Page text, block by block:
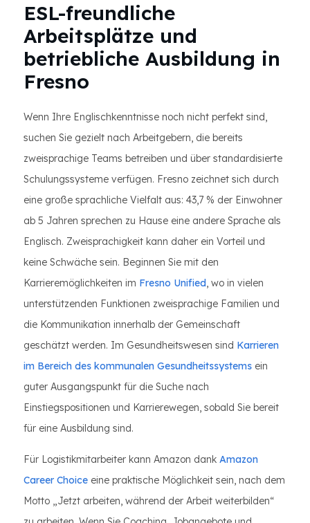
ESL-freundliche
Arbeitsplätze und
betriebliche Ausbildung in
Fresno
Wenn Ihre Englischkenntnisse noch nicht perfekt sind,
suchen Sie gezielt nach Arbeitgebern, die bereits
zweisprachige Teams betreiben und über standardisierte
Schulungssysteme verfügen. Fresno zeichnet sich durch
eine große sprachliche Vielfalt aus: 43,7 % der Einwohner
ab 5 Jahren sprechen zu Hause eine andere Sprache als
Englisch. Zweisprachigkeit kann daher ein Vorteil und
keine Schwäche sein. Beginnen Sie mit den
Karrieremöglichkeiten im Fresno Unified, wo in vielen
unterstützenden Funktionen zweisprachige Familien und
die Kommunikation innerhalb der Gemeinschaft
geschätzt werden. Im Gesundheitswesen sind Karrieren
im Bereich des kommunalen Gesundheitssystems ein
guter Ausgangspunkt für die Suche nach
Einstiegspositionen und Karrierewegen, sobald Sie bereit
für eine Ausbildung sind.
Für Logistikmitarbeiter kann Amazon dank Amazon
Career Choice eine praktische Möglichkeit sein, nach dem
Motto „Jetzt arbeiten, während der Arbeit weiterbilden“